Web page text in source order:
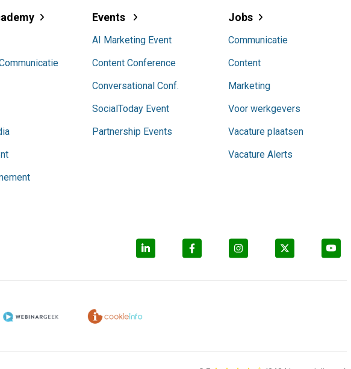
Events
AI Marketing Event
Content Conference
Conversational Conf.
SocialToday Event
Partnership Events
Jobs
Communicatie
Content
Marketing
Voor werkgevers
Vacature plaatsen
Vacature Alerts